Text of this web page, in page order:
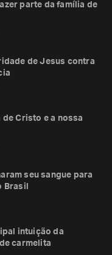
parte da família de
de Jesus contra
de Cristo e a nossa
seu sangue para
Brasil
intuição da
carmelita